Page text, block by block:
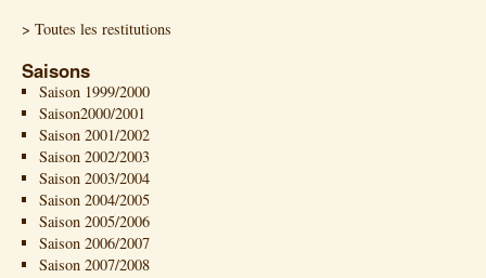
> Toutes les restitutions
Saisons
Saison 1999/2000
Saison2000/2001
Saison 2001/2002
Saison 2002/2003
Saison 2003/2004
Saison 2004/2005
Saison 2005/2006
Saison 2006/2007
Saison 2007/2008